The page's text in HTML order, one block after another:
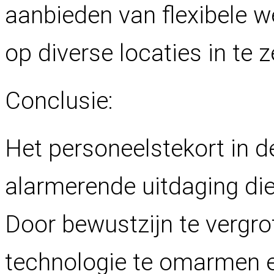
aanbieden van flexibele
op diverse locaties in te
Conclusie:
Het personeelstekort in
alarmerende uitdaging
Door bewustzijn te
technologie te omarmen